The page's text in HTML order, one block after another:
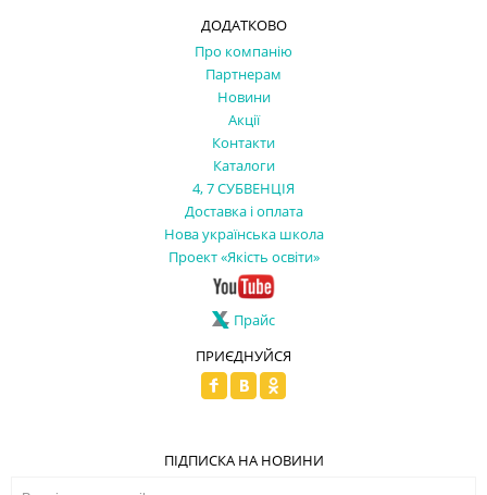
ДОДАТКОВО
Про компанію
Партнерам
Новини
Акції
Контакти
Каталоги
4, 7 СУБВЕНЦІЯ
Доставка і оплата
Нова українська школа
Проект «Якість освіти»
Прайс
ПРИЄДНУЙСЯ
ПІДПИСКА НА НОВИНИ